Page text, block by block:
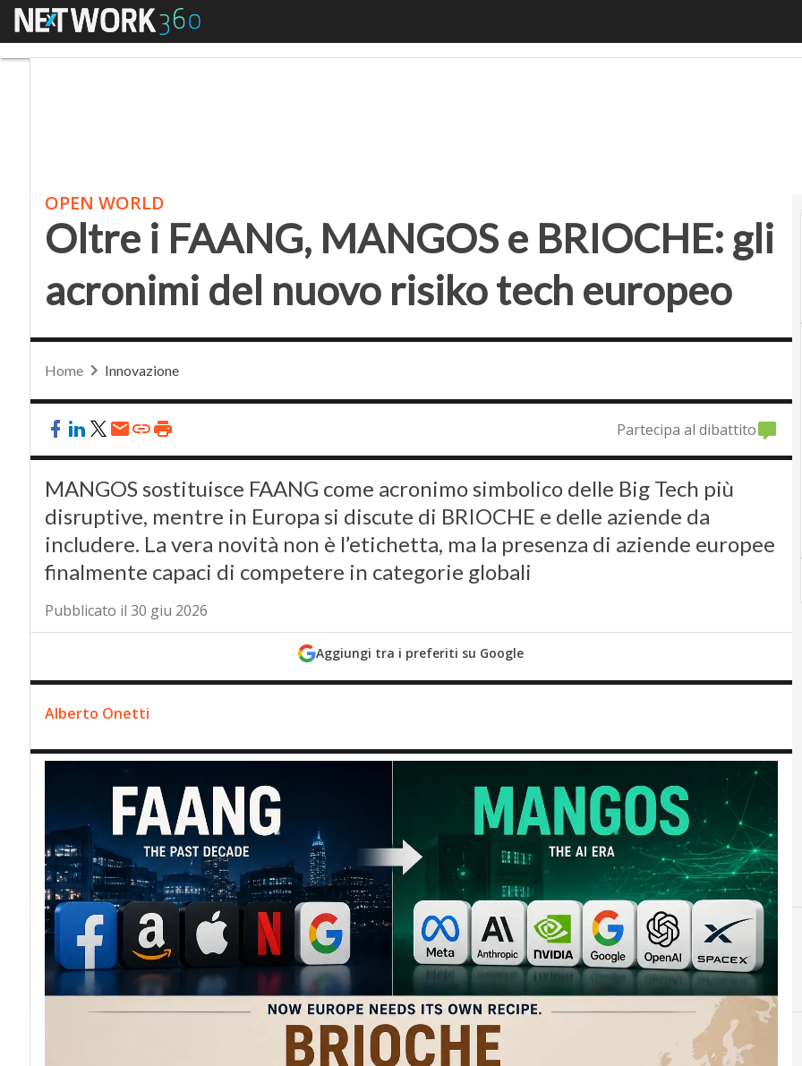
Menu
OPEN WORLD
Oltre i FAANG, MANGOS e BRIOCHE: gli
acronimi del nuovo risiko tech europeo
Home Innovazione
Partecipa al dibattito
MANGOS sostituisce FAANG come acronimo simbolico delle Big Tech più
disruptive, mentre in Europa si discute di BRIOCHE e delle aziende da
includere. La vera novità non è l’etichetta, ma la presenza di aziende europee
finalmente capaci di competere in categorie globali
Pubblicato il 30 giu 2026
Aggiungi tra i preferiti su Google
Alberto Onetti